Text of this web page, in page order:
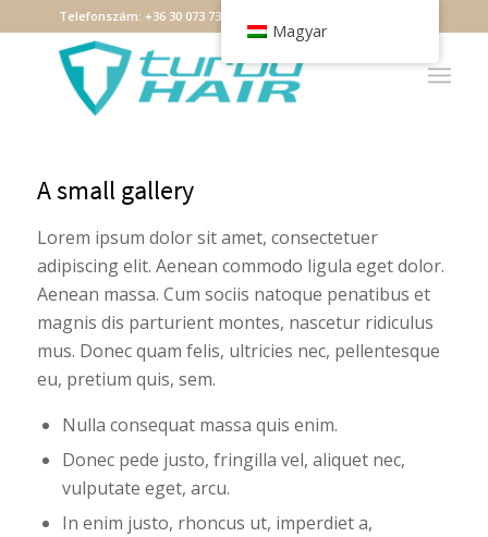
Telefonszám:+36 30 073 7349
A small gallery
Lorem ipsum dolor sit amet, consectetuer
adipiscing elit. Aenean commodo ligula eget dolor.
Aenean massa. Cum sociis natoque penatibus et
magnis dis parturient montes, nascetur ridiculus
mus. Donec quam felis, ultricies nec, pellentesque
eu, pretium quis, sem.
Nulla consequat massa quis enim.
Donec pede justo, fringilla vel, aliquet nec,
vulputate eget, arcu.
In enim justo, rhoncus ut, imperdiet a,
Magyar